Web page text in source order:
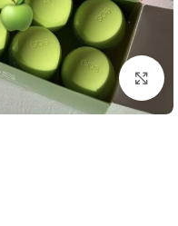
بزرگنمایی تصویر